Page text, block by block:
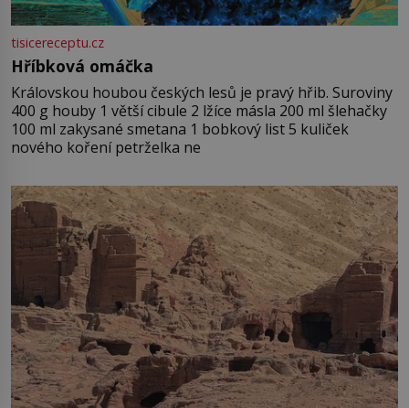
tisicereceptu.cz
Hříbková omáčka
Královskou houbou českých lesů je pravý hřib. Suroviny
400 g houby 1 větší cibule 2 lžíce másla 200 ml šlehačky
100 ml zakysané smetana 1 bobkový list 5 kuliček
nového koření petrželka ne